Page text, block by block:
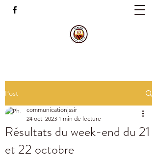
Post
Résultats du week-end du 21
et 22 octobre
communicationjssir
24 oct. 2023 1 min de lecture